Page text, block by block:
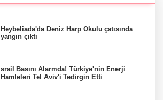
Heybeliada'da Deniz Harp Okulu çatısında
yangın çıktı
srail Basını Alarmda! Türkiye'nin Enerji
Hamleleri Tel Aviv'i Tedirgin Etti